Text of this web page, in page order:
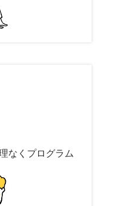
なくプログラム